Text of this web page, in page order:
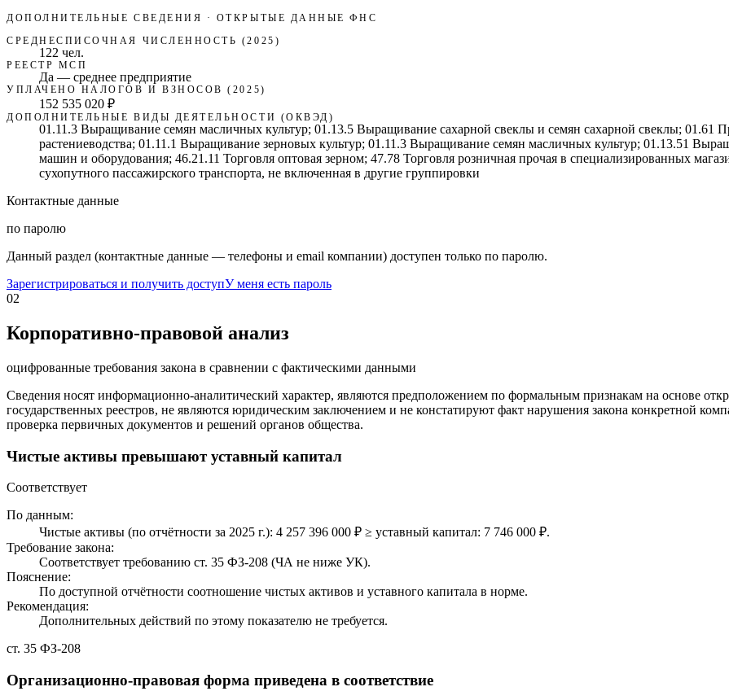
ДОПОЛНИТЕЛЬНЫЕ СВЕДЕНИЯ · ОТКРЫТЫЕ ДАННЫЕ ФНС
СРЕДНЕСПИСОЧНАЯ ЧИСЛЕННОСТЬ (2025)
122 чел.
РЕЕСТР МСП
Да — среднее предприятие
УПЛАЧЕНО НАЛОГОВ И ВЗНОСОВ (2025)
152 535 020 ₽
ДОПОЛНИТЕЛЬНЫЕ ВИДЫ ДЕЯТЕЛЬНОСТИ (ОКВЭД)
01.11.3 Выращивание семян масличных культур; 01.13.5 Выращивание сахарной свеклы и семян сахарной свеклы; 01.61
растениеводства; 01.11.1 Выращивание зерновых культур; 01.11.3 Выращивание семян масличных культур; 01.13.51
машин и оборудования; 46.21.11 Торговля оптовая зерном; 47.78 Торговля розничная прочая в специализированных
сухопутного пассажирского транспорта, не включенная в другие группировки
Контактные данные
по паролю
Данный раздел (контактные данные — телефоны и email компании) доступен только по паролю.
Зарегистрироваться и получить доступУ меня есть пароль
02
Корпоративно-правовой анализ
оцифрованные требования закона в сравнении с фактическими данными
Сведения носят информационно-аналитический характер, являются предположением по формальным признакам на основе
государственных реестров, не являются юридическим заключением и не констатируют факт нарушения закона конкретной
проверка первичных документов и решений органов общества.
Чистые активы превышают уставный капитал
Соответствует
По данным:
Чистые активы (по отчётности за 2025 г.): 4 257 396 000 ₽ ≥ уставный капитал: 7 746 000 ₽.
Требование закона:
Соответствует требованию ст. 35 ФЗ-208 (ЧА не ниже УК).
Пояснение:
По доступной отчётности соотношение чистых активов и уставного капитала в норме.
Рекомендация:
Дополнительных действий по этому показателю не требуется.
ст. 35 ФЗ-208
Организационно-правовая форма приведена в соответствие